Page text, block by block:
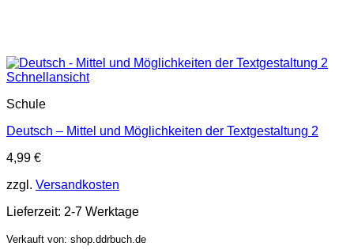
Schnellansicht
Schule
Deutsch – Mittel und Möglichkeiten der Textgestaltung 2
4,99 €
zzgl. Versandkosten
Lieferzeit: 2-7 Werktage
Verkauft von: shop.ddrbuch.de